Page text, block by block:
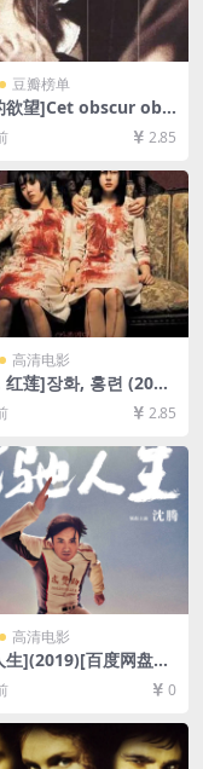
豆瓣榜单
欲望]Cet obscur obje
(1977)[百度网盘
盘1080P超清未删减
中文字幕]
2.85
高清电影
红莲]장화, 홍련 (200
[百度网盘+迅雷云盘
超清未删减][MP4/
韩语中字]
2.85
高清电影
生](2019)[百度网盘
盘1080P超清未删减
盘在线播放/下载][MP
中文字幕]
0